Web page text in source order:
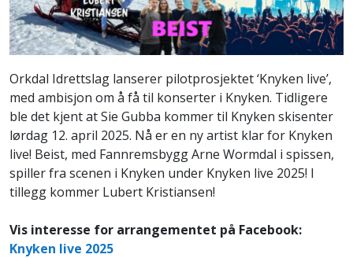
Orkdal Idrettslag lanserer pilotprosjektet ‘Knyken live’,
med ambisjon om å få til konserter i Knyken. Tidligere
ble det kjent at Sie Gubba kommer til Knyken skisenter
lørdag 12. april 2025. Nå er en ny artist klar for Knyken
live! Beist, med Fannremsbygg Arne Wormdal i spissen,
spiller fra scenen i Knyken under Knyken live 2025! I
tillegg kommer Lubert Kristiansen!
Vis interesse for arrangementet på Facebook:
Knyken live 2025